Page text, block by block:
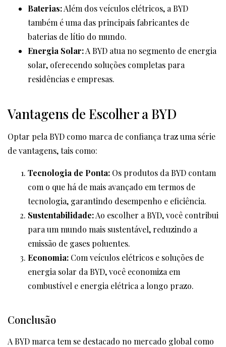
Baterias:Além dos veículos elétricos, a BYD
também é uma das principais fabricantes de
baterias de lítio do mundo.
Energia Solar:A BYD atua no segmento de energia
solar, oferecendo soluções completas para
residências e empresas.
Vantagens de Escolher a BYD
Optar pela BYD como marca de confiança traz uma série
de vantagens, tais como:
Tecnologia de Ponta: Os produtos da BYD contam
com o que há de mais avançado em termos de
tecnologia, garantindo desempenho e eficiência.
Sustentabilidade:Ao escolher a BYD, você contribui
para um mundo mais sustentável, reduzindo a
emissão de gases poluentes.
Economia: Com veículos elétricos e soluções de
energia solar da BYD, você economiza em
combustível e energia elétrica a longo prazo.
Conclusão
A BYD marca tem se destacado no mercado global como